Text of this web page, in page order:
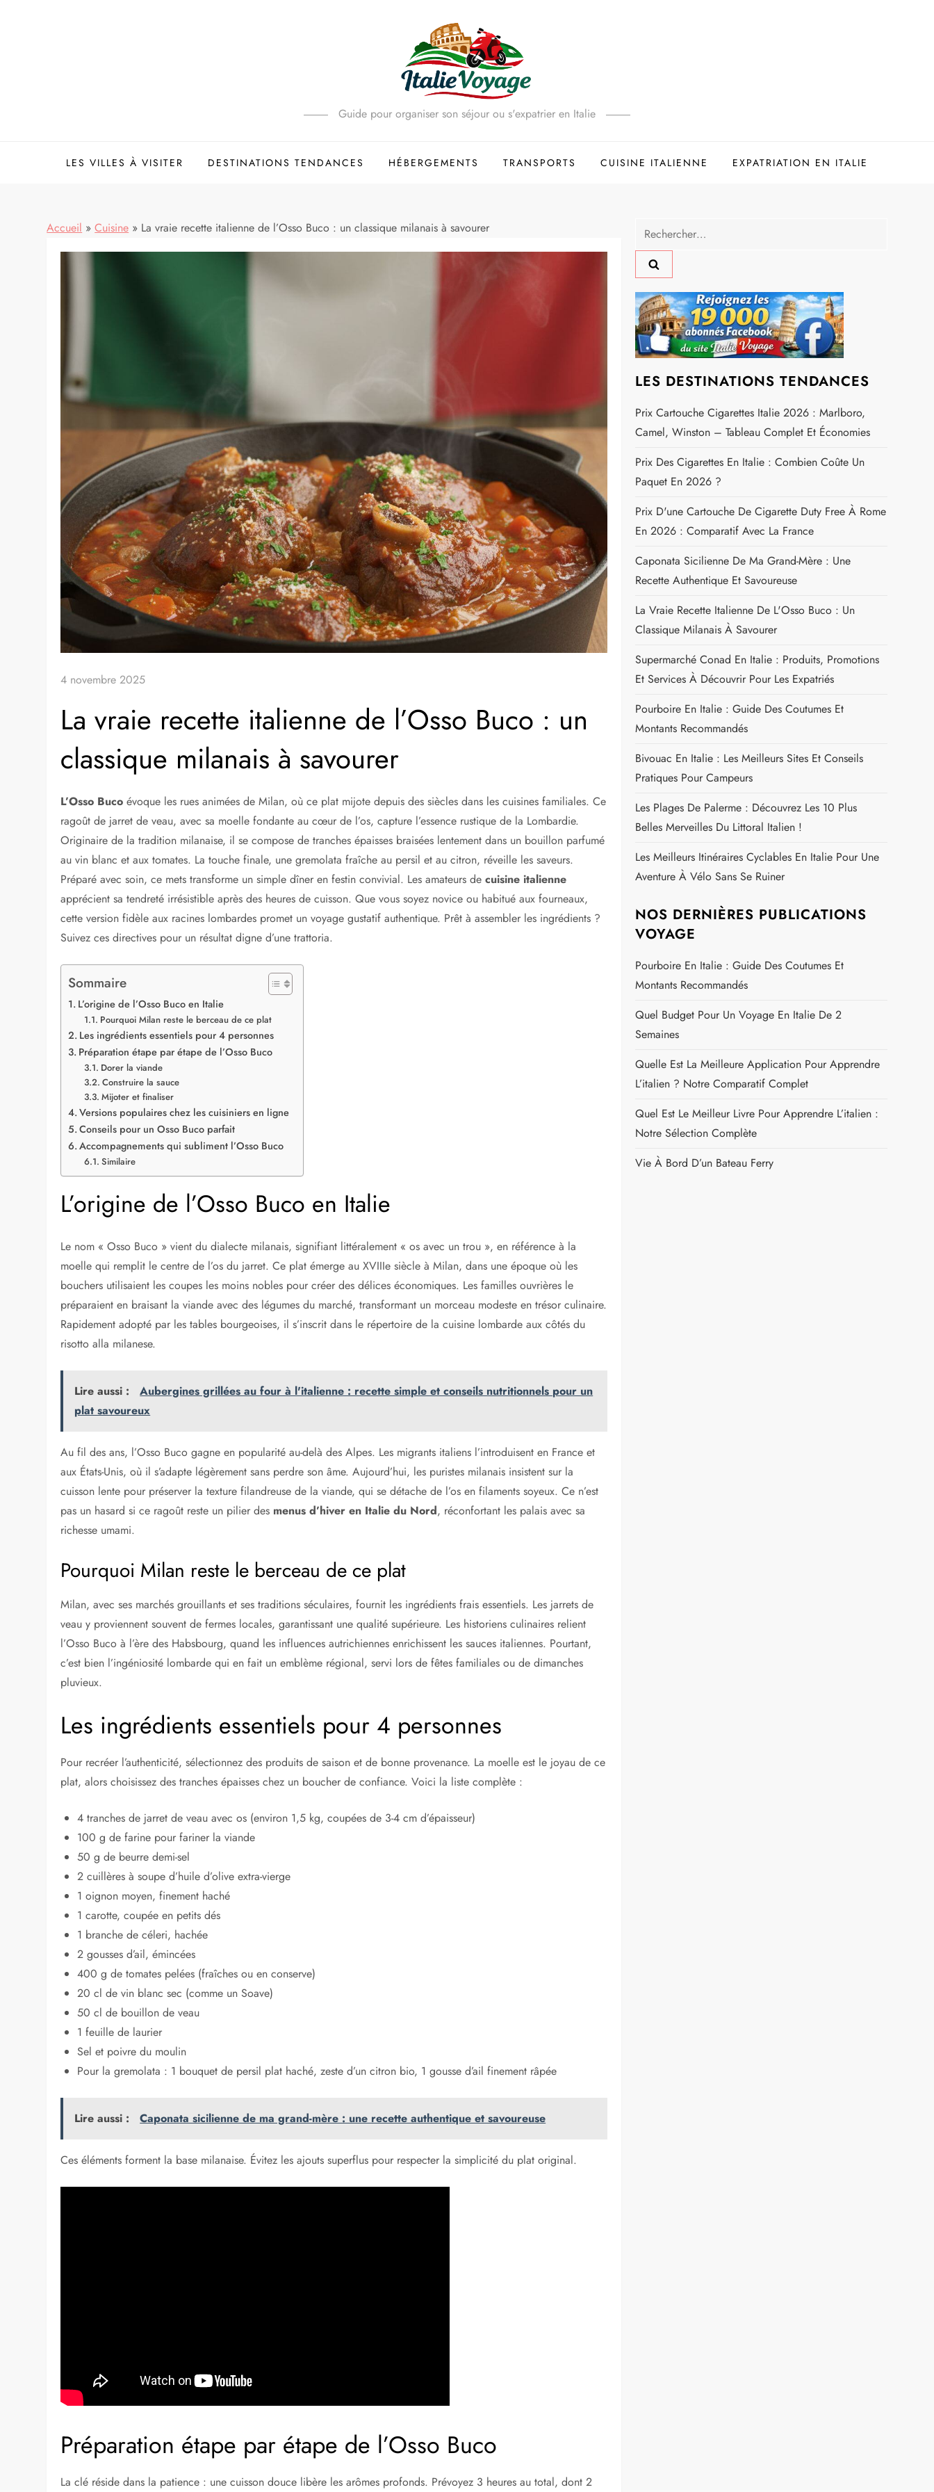
Guide pour organiser son séjour ou s'expatrier en Italie
LES VILLES À VISITER DESTINATIONS TENDANCES HÉBERGEMENTS TRANSPORTS CUISINE ITALIENNE EXPATRIATION EN ITALIE
Accueil » Cuisine » La vraie recette italienne de l’Osso Buco : un classique milanais à savourer
4 novembre 2025
La vraie recette italienne de l’Osso Buco : un
classique milanais à savourer
L’Osso Buco évoque les rues animées de Milan, où ce plat mijote depuis des siècles dans les cuisines familiales. Ce
ragoût de jarret de veau, avec sa moelle fondante au cœur de l’os, capture l’essence rustique de la Lombardie.
Originaire de la tradition milanaise, il se compose de tranches épaisses braisées lentement dans un bouillon parfumé
au vin blanc et aux tomates. La touche finale, une gremolata fraîche au persil et au citron, réveille les saveurs.
Préparé avec soin, ce mets transforme un simple dîner en festin convivial. Les amateurs decuisine italienne
apprécient sa tendreté irrésistible après des heures de cuisson. Que vous soyez novice ou habitué aux fourneaux,
cette version fidèle aux racines lombardes promet un voyage gustatif authentique. Prêt à assembler les ingrédients ?
Suivez ces directives pour un résultat digne d’une trattoria.
Sommaire
L’origine de l’Osso Buco en Italie
Pourquoi Milan reste le berceau de ce plat
Les ingrédients essentiels pour 4 personnes
Préparation étape par étape de l’Osso Buco
Dorer la viande
Construire la sauce
Mijoter et finaliser
Versions populaires chez les cuisiniers en ligne
Conseils pour un Osso Buco parfait
Accompagnements qui subliment l’Osso Buco
Similaire
L’origine de l’Osso Buco en Italie
Le nom « Osso Buco » vient du dialecte milanais, signifiant littéralement « os avec un trou », en référence à la
moelle qui remplit le centre de l’os du jarret. Ce plat émerge au XVIIIe siècle à Milan, dans une époque où les
bouchers utilisaient les coupes les moins nobles pour créer des délices économiques. Les familles ouvrières le
préparaient en braisant la viande avec des légumes du marché, transformant un morceau modeste en trésor culinaire.
Rapidement adopté par les tables bourgeoises, il s’inscrit dans le répertoire de la cuisine lombarde aux côtés du
risotto alla milanese.
Lire aussi :
Aubergines grillées au four à l'italienne : recette simple et conseils nutritionnels pour un
plat savoureux
Au fil des ans, l’Osso Buco gagne en popularité au-delà des Alpes. Les migrants italiens l’introduisent en France et
aux États-Unis, où il s’adapte légèrement sans perdre son âme. Aujourd’hui, les puristes milanais insistent sur la
cuisson lente pour préserver la texture filandreuse de la viande, qui se détache de l’os en filaments soyeux. Ce n’est
pas un hasard si ce ragoût reste un pilier des menus d’hiver en Italie du Nord, réconfortant les palais avec sa
richesse umami.
Pourquoi Milan reste le berceau de ce plat
Milan, avec ses marchés grouillants et ses traditions séculaires, fournit les ingrédients frais essentiels. Les jarrets de
veau y proviennent souvent de fermes locales, garantissant une qualité supérieure. Les historiens culinaires relient
l’Osso Buco à l’ère des Habsbourg, quand les influences autrichiennes enrichissent les sauces italiennes. Pourtant,
c’est bien l’ingéniosité lombarde qui en fait un emblème régional, servi lors de fêtes familiales ou de dimanches
pluvieux.
Les ingrédients essentiels pour 4 personnes
Pour recréer l’authenticité, sélectionnez des produits de saison et de bonne provenance. La moelle est le joyau de ce
plat, alors choisissez des tranches épaisses chez un boucher de confiance. Voici la liste complète :
4 tranches de jarret de veau avec os (environ 1,5 kg, coupées de 3-4 cm d’épaisseur)
100 g de farine pour fariner la viande
50 g de beurre demi-sel
2 cuillères à soupe d’huile d’olive extra-vierge
1 oignon moyen, finement haché
1 carotte, coupée en petits dés
1 branche de céleri, hachée
2 gousses d’ail, émincées
400 g de tomates pelées (fraîches ou en conserve)
20 cl de vin blanc sec (comme un Soave)
50 cl de bouillon de veau
1 feuille de laurier
Sel et poivre du moulin
Pour la gremolata : 1 bouquet de persil plat haché, zeste d’un citron bio, 1 gousse d’ail finement râpée
Lire aussi : Caponata sicilienne de ma grand-mère : une recette authentique et savoureuse
Ces éléments forment la base milanaise. Évitez les ajouts superflus pour respecter la simplicité du plat original.
Préparation étape par étape de l’Osso Buco
La clé réside dans la patience : une cuisson douce libère les arômes profonds. Prévoyez 3 heures au total, dont 2
Rechercher :
LES DESTINATIONS TENDANCES
Prix Cartouche Cigarettes Italie 2026 : Marlboro,
Camel, Winston – Tableau Complet Et Économies
Prix Des Cigarettes En Italie : Combien Coûte Un
Paquet En 2026 ?
Prix D'une Cartouche De Cigarette Duty Free À Rome
En 2026 : Comparatif Avec La France
Caponata Sicilienne De Ma Grand-Mère : Une
Recette Authentique Et Savoureuse
La Vraie Recette Italienne De L'Osso Buco : Un
Classique Milanais À Savourer
Supermarché Conad En Italie : Produits, Promotions
Et Services À Découvrir Pour Les Expatriés
Pourboire En Italie : Guide Des Coutumes Et
Montants Recommandés
Bivouac En Italie : Les Meilleurs Sites Et Conseils
Pratiques Pour Campeurs
Les Plages De Palerme : Découvrez Les 10 Plus
Belles Merveilles Du Littoral Italien !
Les Meilleurs Itinéraires Cyclables En Italie Pour Une
Aventure À Vélo Sans Se Ruiner
NOS DERNIÈRES PUBLICATIONS
VOYAGE
Pourboire En Italie : Guide Des Coutumes Et
Montants Recommandés
Quel Budget Pour Un Voyage En Italie De 2
Semaines
Quelle Est La Meilleure Application Pour Apprendre
L’italien ? Notre Comparatif Complet
Quel Est Le Meilleur Livre Pour Apprendre L’italien :
Notre Sélection Complète
Vie À Bord D’un Bateau Ferry